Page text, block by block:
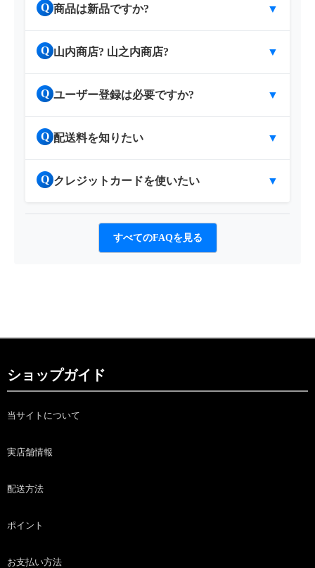
Q 商品は新品ですか? ▼
Q 山内商店? 山之内商店? ▼
Q ユーザー登録は必要ですか? ▼
Q 配送料を知りたい ▼
Q クレジットカードを使いたい ▼
すべてのFAQを見る
ショップガイド
当サイトについて
実店舗情報
配送方法
ポイント
お支払い方法